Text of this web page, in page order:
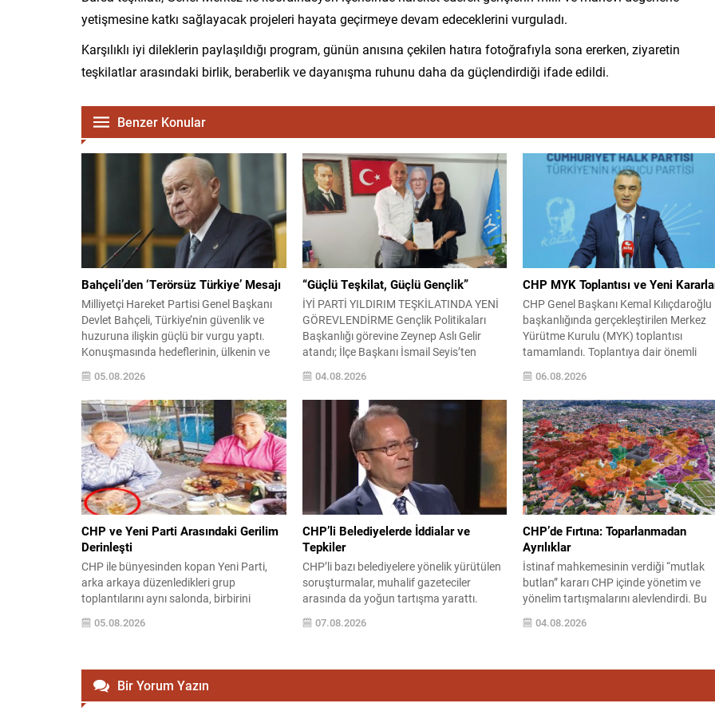
yetişmesine katkı sağlayacak projeleri hayata geçirmeye devam edeceklerini vurguladı.
Karşılıklı iyi dileklerin paylaşıldığı program, günün anısına çekilen hatıra fotoğrafıyla sona ererken, ziyaretin
teşkilatlar arasındaki birlik, beraberlik ve dayanışma ruhunu daha da güçlendirdiği ifade edildi.
Benzer Konular
Bahçeli’den ‘Terörsüz Türkiye’ Mesajı
Milliyetçi Hareket Partisi Genel Başkanı
Devlet Bahçeli, Türkiye’nin güvenlik ve
huzuruna ilişkin güçlü bir vurgu yaptı.
Konuşmasında hedeflerinin, ülkenin ve
bölgenin istikrarını sağlamak olduğunu
belirtti. Bahçeli, terörle mücadelede
kararlılığın sürdürüleceğini ifade ederek,
toplumun her kesiminin bu hedef
doğrultusunda birleşmesi gerektiğini
söyledi. Hedef: Huzur ve İstikrar
“Hedefimiz Türkiye’nin ve bölgemin
huzura...
05.08.2026
“Güçlü Teşkilat, Güçlü Gençlik”
İYİ PARTİ YILDIRIM TEŞKİLATINDA YENİ
GÖREVLENDİRME Gençlik Politikaları
Başkanlığı görevine Zeynep Aslı Gelir
atandı; İlçe Başkanı İsmail Seyis’ten
“Güçlü Teşkilat, Güçlü Gençlik” vurgusu
BURSA / YILDIRIM – İYİ Parti Yıldırım İlçe
Teşkilatı, teşkilatlanma çalışmalarını
güçlendirecek yeni bir görevlendirmeyi
daha hayata geçirdi. İlçe Başkanı İsmail
Seyis‘in öncülüğünde yürütülen
teşkilatlanma süreci kapsamında...
04.08.2026
CHP MYK Toplantısı ve Yeni
CHP Genel Başkanı Kemal Kılıçdaroğlu
başkanlığında gerçekleştirilen Merkez
Yürütme Kurulu (MYK) toplantısı
tamamlandı. Toplantıya dair önemli
kararlar alındı ve gelişmeler kamuoyuyla
paylaşıldı. Toplantı sonrası kameralar
karşısına geçen Müslim Sarı, toplantıda
alınan yeni kararları açıklandı.
Açıklamada, parti içi değerlendirmeler
ilerleyen süreçte atılacak adımlara
bilgiler yer aldı. Alınan Kararlara
06.08.2026
CHP ve Yeni Parti Arasındaki Gerilim
Derinleşti
CHP ile bünyesinden kopan Yeni Parti,
arka arkaya düzenledikleri grup
toplantılarını aynı salonda, birbirini
takiben gerçekleştirmeye başladı. İlk
buluşma dün yapıldı ve her iki tarafın
konuşmasında eski partisi CHP’ye yönelik
sert eleştiriler yöneltti ve CHP’deki
isimlere istifa çağrısında bulundu....
05.08.2026
CHP’li Belediyelerde İddialar ve
Tepkiler
CHP’li bazı belediyelere yönelik yürütülen
soruşturmalar, muhalif gazeteciler
arasında da yoğun tartışma yarattı.
Savunuculuk yapan bazı isimler bile,
ortaya çıkan iddiaların kabul edilemez
07.08.2026
CHP’de Fırtına: Toparlanmadan
Ayrılıklar
İstinaf mahkemesinin verdiği “mutlak
butlan” kararı CHP içinde yönetim ve
yönelim tartışmalarını alevlendirdi. Bu
süreç, partide uzun süreli sonuçlar
doğurdu ve siyasi dengeleri kökten
04.08.2026
Bir Yorum Yazın